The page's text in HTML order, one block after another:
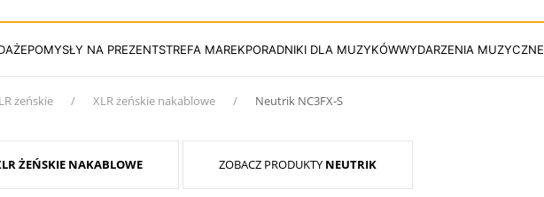
POMYSŁY NA PREZENTSTREFA MAREKPORADNIKI DLA MUZYKÓWWYDARZENIA MUZYCZNE
żeńskie XLR żeńskie nakablowe Neutrik NC3FX-S
ŻEŃSKIE NAKABLOWE ZOBACZ PRODUKTY NEUTRIK